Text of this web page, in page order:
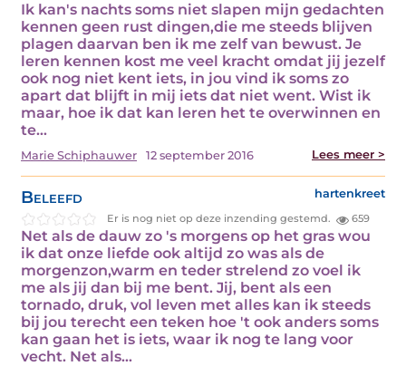
Ik kan's nachts soms niet slapen mijn gedachten
kennen geen rust dingen,die me steeds blijven
plagen daarvan ben ik me zelf van bewust. Je
leren kennen kost me veel kracht omdat jij jezelf
ook nog niet kent iets, in jou vind ik soms zo
apart dat blijft in mij iets dat niet went. Wist ik
maar, hoe ik dat kan leren het te overwinnen en
te…
Marie Schiphauwer 12 september 2016 Lees meer >
Beleefd hartenkreet
Er is nog niet op deze inzending gestemd. 659
Net als de dauw zo 's morgens op het gras wou
ik dat onze liefde ook altijd zo was als de
morgenzon,warm en teder strelend zo voel ik
me als jij dan bij me bent. Jij, bent als een
tornado, druk, vol leven met alles kan ik steeds
bij jou terecht een teken hoe 't ook anders soms
kan gaan het is iets, waar ik nog te lang voor
vecht. Net als…